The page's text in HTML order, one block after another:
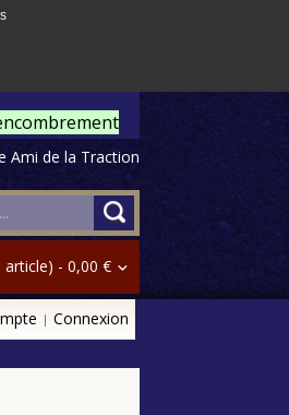
Ami de la Traction
article) - 0,00 €
Connexion